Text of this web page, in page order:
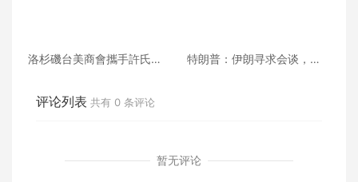
洛杉磯台美商會攜手許氏參
特朗普：伊朗寻求会谈，美
评论列表 共有 0 条评论
暂无评论